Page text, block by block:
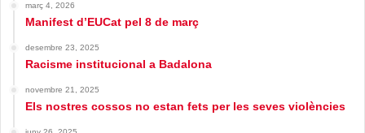
març 4, 2026
Manifest d’EUCat pel 8 de març
desembre 23, 2025
Racisme institucional a Badalona
novembre 21, 2025
Els nostres cossos no estan fets per les seves violències